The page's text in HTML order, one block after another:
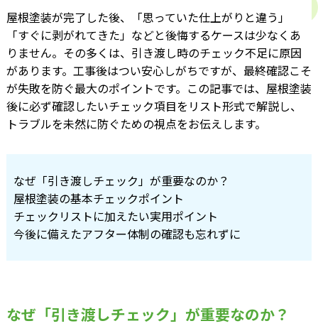
屋根塗装が完了した後、「思っていた仕上がりと違う」
「すぐに剥がれてきた」などと後悔するケースは少なくあ
りません。その多くは、引き渡し時のチェック不足に原因
があります。工事後はつい安心しがちですが、最終確認こそ
が失敗を防ぐ最大のポイントです。この記事では、屋根塗装
後に必ず確認したいチェック項目をリスト形式で解説し、
トラブルを未然に防ぐための視点をお伝えします。
なぜ「引き渡しチェック」が重要なのか？
屋根塗装の基本チェックポイント
チェックリストに加えたい実用ポイント
今後に備えたアフター体制の確認も忘れずに
なぜ「引き渡しチェック」が重要なのか？